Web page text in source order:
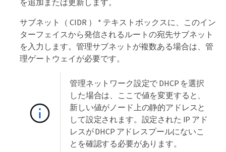
サブネット（ CIDR ） * テキストボックスに、このイン
ターフェイスから発信されるルートの宛先サブネット
を入力します。管理サブネットが複数ある場合は、管
理ゲートウェイが必要です。
管理ネットワーク設定で DHCP を選択
した場合は、ここで値を変更すると、
新しい値がノード上の静的アドレスと
して設定されます。設定された IP アド
レスが DHCP アドレスプールにないこ
とを確認する必要があります。